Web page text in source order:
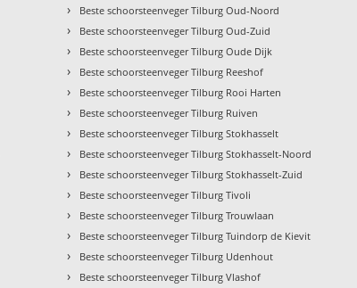
› Beste schoorsteenveger Tilburg Oud-Noord
› Beste schoorsteenveger Tilburg Oud-Zuid
› Beste schoorsteenveger Tilburg Oude Dijk
› Beste schoorsteenveger Tilburg Reeshof
› Beste schoorsteenveger Tilburg Rooi Harten
› Beste schoorsteenveger Tilburg Ruiven
› Beste schoorsteenveger Tilburg Stokhasselt
› Beste schoorsteenveger Tilburg Stokhasselt-Noord
› Beste schoorsteenveger Tilburg Stokhasselt-Zuid
› Beste schoorsteenveger Tilburg Tivoli
› Beste schoorsteenveger Tilburg Trouwlaan
› Beste schoorsteenveger Tilburg Tuindorp de Kievit
› Beste schoorsteenveger Tilburg Udenhout
› Beste schoorsteenveger Tilburg Vlashof